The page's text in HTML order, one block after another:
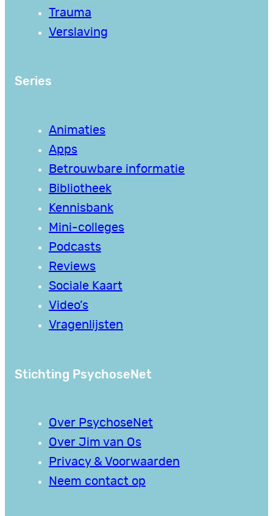
Trauma
Verslaving
Series
Animaties
Apps
Betrouwbare informatie
Bibliotheek
Kennisbank
Mini-colleges
Podcasts
Reviews
Sociale Kaart
Video’s
Vragenlijsten
Stichting PsychoseNet
Over PsychoseNet
Over Jim van Os
Privacy & Voorwaarden
Neem contact op